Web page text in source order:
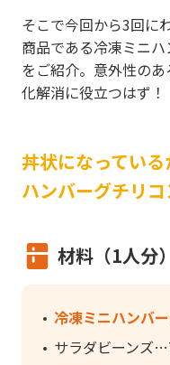
そこで今回から3回に
商品である冷凍ミニ
をご紹介。意外性の
化解消に役立つはず！
丼状になってい
ハンバーグチリ
材料（1人分）
冷凍ミニハンバ
サラダビーンズ